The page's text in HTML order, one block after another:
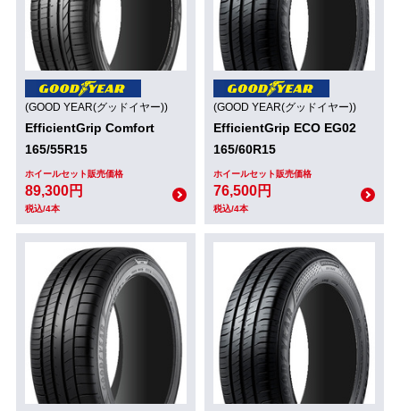
(GOOD YEAR(グッドイヤー))
EfficientGrip Comfort
165/55R15
ホイールセット販売価格
89,300円
税込/4本
(GOOD YEAR(グッドイヤー))
EfficientGrip ECO EG02
165/60R15
ホイールセット販売価格
76,500円
税込/4本